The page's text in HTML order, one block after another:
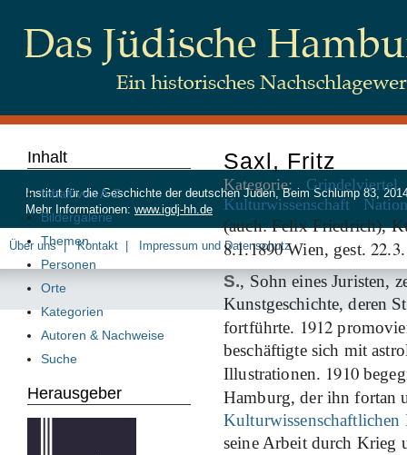
Saxl, Fritz
Kategorie:
Grindelviertel
Kulturwissenschaft
(auch: Felix Friedrich),
8.1.1890Wien, gest.22.3.
S., Sohn eines Juristen,
Kunstgeschichte, deren
fortführte. 1912
beschäftigte sich mit
Illustrationen. 1910
Hamburg, der ihn fortan
seine Arbeit durch Krieg
Inhalt
Inhalt von A-Z
Bildergalerie
Themen
Personen
Orte
Kategorien
Autoren & Nachweise
Suche
Herausgeber
Institut für die Geschichte der deutschen Juden, Beim Schlump 83,
Mehr Informationen: www.igdj-hh.de
Über uns Kontakt Impressum und Datenschutz